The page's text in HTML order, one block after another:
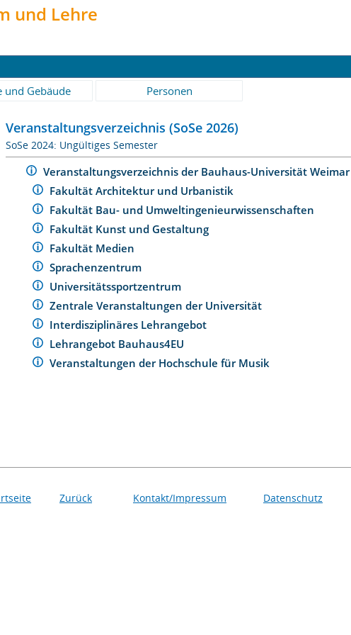
und Lehre
und Gebäude Personen
Veranstaltungsverzeichnis (SoSe 2026)
SoSe 2024: Ungültiges Semester
Veranstaltungsverzeichnis der Bauhaus-Universität Weimar
Fakultät Architektur und Urbanistik
Fakultät Bau- und Umweltingenieurwissenschaften
Fakultät Kunst und Gestaltung
Fakultät Medien
Sprachenzentrum
Universitätssportzentrum
Zentrale Veranstaltungen der Universität
Interdisziplinäres Lehrangebot
Lehrangebot Bauhaus4EU
Veranstaltungen der Hochschule für Musik
Zurück Kontakt/Impressum Datenschutz